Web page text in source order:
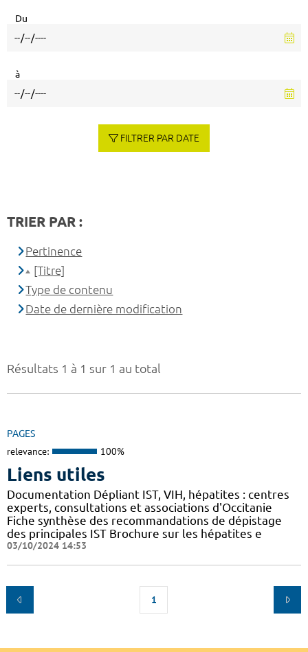
Résultats 1 à 1 sur 1 au total
PAGES
relevance: 100%
Liens utiles
Documentation Dépliant IST, VIH, hépatites : centres
experts, consultations et associations d'Occitanie
Fiche synthèse des recommandations de dépistage
des principales IST Brochure sur les hépatites e
03/10/2024 14:53
1
Du
à
FILTRER PAR DATE
TRIER PAR :
Pertinence
[Titre]
Type de contenu
Date de dernière modification